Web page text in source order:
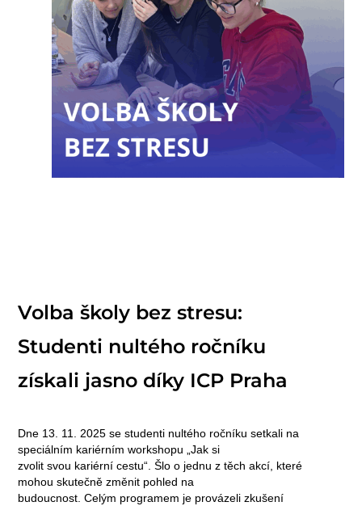
Volba školy bez stresu:
Studenti nultého ročníku
získali jasno díky ICP Praha
Dne 13. 11. 2025 se studenti nultého ročníku setkali na
speciálním kariérním workshopu „Jak si
zvolit svou kariérní cestu“. Šlo o jednu z těch akcí, které
mohou skutečně změnit pohled na
budoucnost. Celým programem je provázeli zkušení